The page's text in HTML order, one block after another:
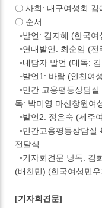
〇 사회: 대구여성회 김
〇 순서
◦발언: 김지혜 (한국
◦연대발언: 최순임 (
◦내담자 발언 (대독:
◦발언1: 바람 (인천여
◦민간 고용평등상담
독: 박미영 마산창원여
◦발언2: 정은숙 (제주
◦민간고용평등상담실
전달식
◦기자회견문 낭독: 김
(배찬민) (한국여성민
[기자회견문]